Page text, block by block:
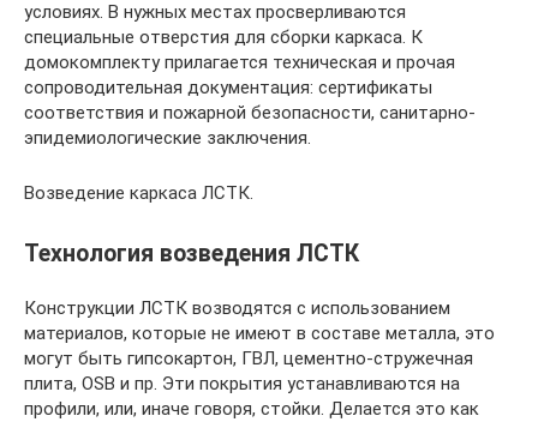
условиях. В нужных местах просверливаются
специальные отверстия для сборки каркаса. К
домокомплекту прилагается техническая и прочая
сопроводительная документация: сертификаты
соответствия и пожарной безопасности, санитарно-
эпидемиологические заключения.
Возведение каркаса ЛСТК.
Технология возведения ЛСТК
Конструкции ЛСТК возводятся с использованием
материалов, которые не имеют в составе металла, это
могут быть гипсокартон, ГВЛ, цементно-стружечная
плита, OSB и пр. Эти покрытия устанавливаются на
профили, или, иначе говоря, стойки. Делается это как